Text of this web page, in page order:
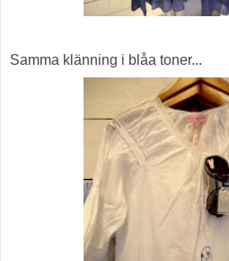
Samma klänning i blåa toner...